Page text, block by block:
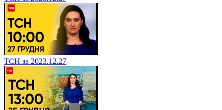
ТСН за 2023.12.27